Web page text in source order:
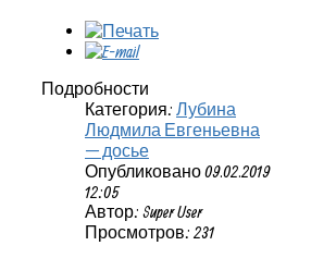
Подробности
Категория: Лубина
Людмила Евгеньевна
— досье
Опубликовано 09.02.2019
12:05
Автор: Super User
Просмотров: 231